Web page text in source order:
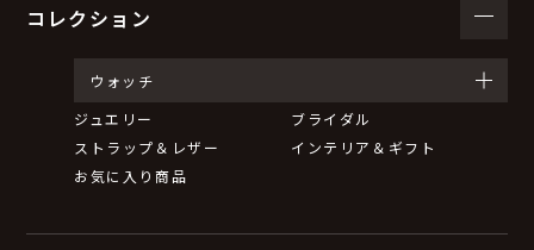
コレクション
ウォッチ
ジュエリー
ブライダル
ストラップ＆レザー
インテリア＆ギフト
お気に入り商品